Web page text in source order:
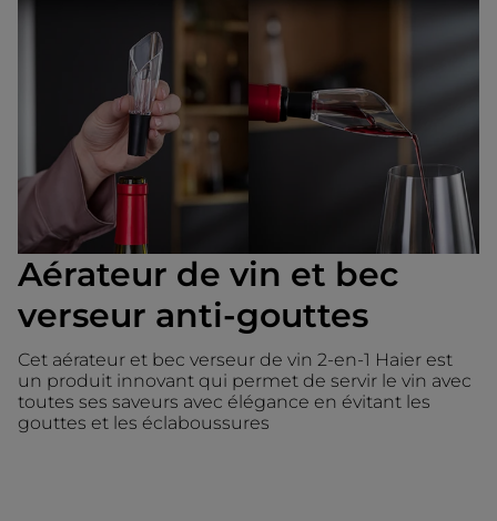
Aérateur de vin et bec
verseur anti-gouttes
Cet aérateur et bec verseur de vin 2-en-1 Haier est
un produit innovant qui permet de servir le vin avec
toutes ses saveurs avec élégance en évitant les
gouttes et les éclaboussures